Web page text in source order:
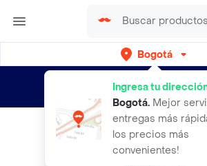
Bogotá
Ingresa tu
Bogotá. Mejor
entregas más
los precios más
convenientes!
envíos gratis por semanas